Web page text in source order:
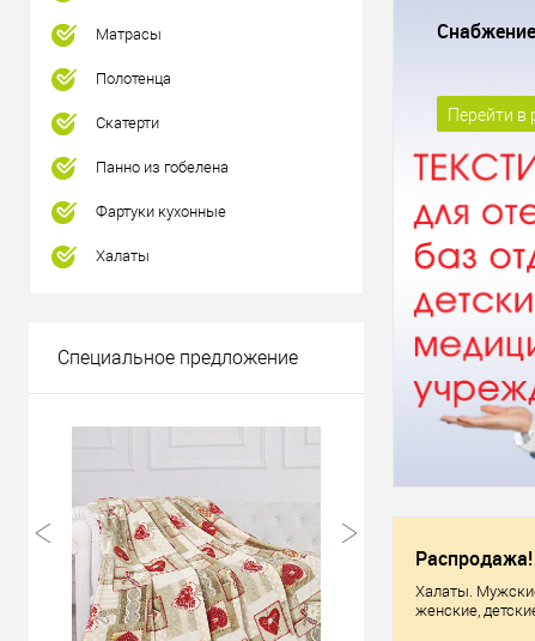
Матрасы
Полотенца
Скатерти
Панно из гобелена
Фартуки кухонные
Халаты
Специальное предложение
Перейти в
Распродажа!
Халаты.
женские,